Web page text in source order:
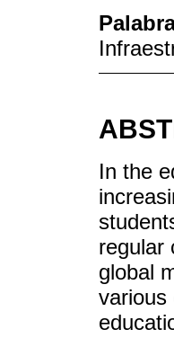
In the
regular
global
various